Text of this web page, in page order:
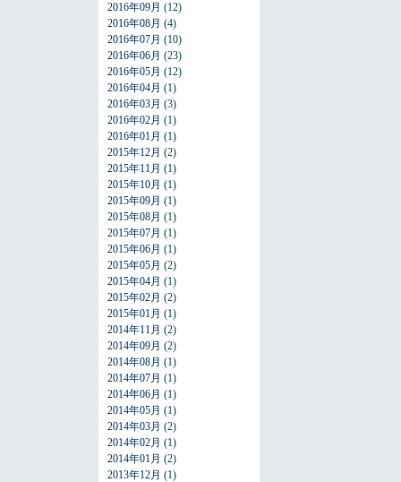
2016年09月 (12)
2016年08月 (4)
2016年07月 (10)
2016年06月 (23)
2016年05月 (12)
2016年04月 (1)
2016年03月 (3)
2016年02月 (1)
2016年01月 (1)
2015年12月 (2)
2015年11月 (1)
2015年10月 (1)
2015年09月 (1)
2015年08月 (1)
2015年07月 (1)
2015年06月 (1)
2015年05月 (2)
2015年04月 (1)
2015年02月 (2)
2015年01月 (1)
2014年11月 (2)
2014年09月 (2)
2014年08月 (1)
2014年07月 (1)
2014年06月 (1)
2014年05月 (1)
2014年03月 (2)
2014年02月 (1)
2014年01月 (2)
2013年12月 (1)